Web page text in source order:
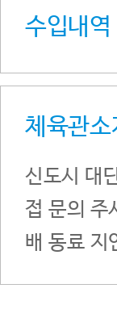
수입내역
체육관소
신도시 대
접 문의 주
배 동료